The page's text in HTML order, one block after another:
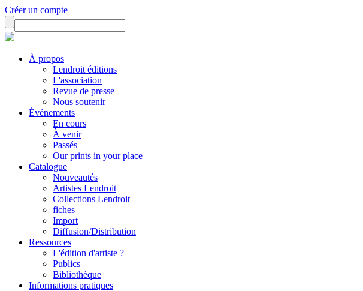
Créer un compte
À propos
Lendroit éditions
L'association
Revue de presse
Nous soutenir
Événements
En cours
À venir
Passés
Our prints in your place
Catalogue
Nouveautés
Artistes Lendroit
Collections Lendroit
fiches
Import
Diffusion/Distribution
Ressources
L'édition d'artiste ?
Publics
Bibliothèque
Informations pratiques